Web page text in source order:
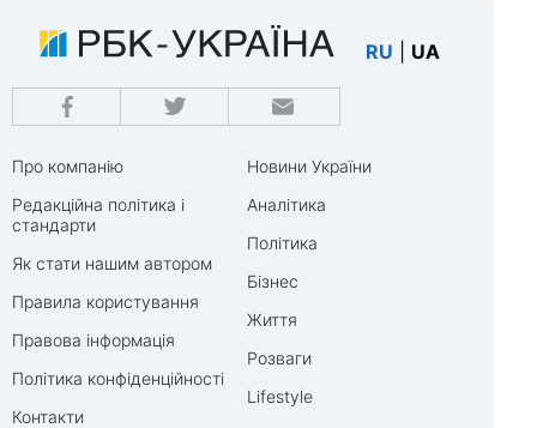
RU UA
Про компанію
Редакційна політика і
стандарти
Як стати нашим автором
Правила користування
Правова інформація
Політика конфіденційності
Контакти
Новини України
Аналітика
Політика
Бізнес
Життя
Розваги
Lifestyle